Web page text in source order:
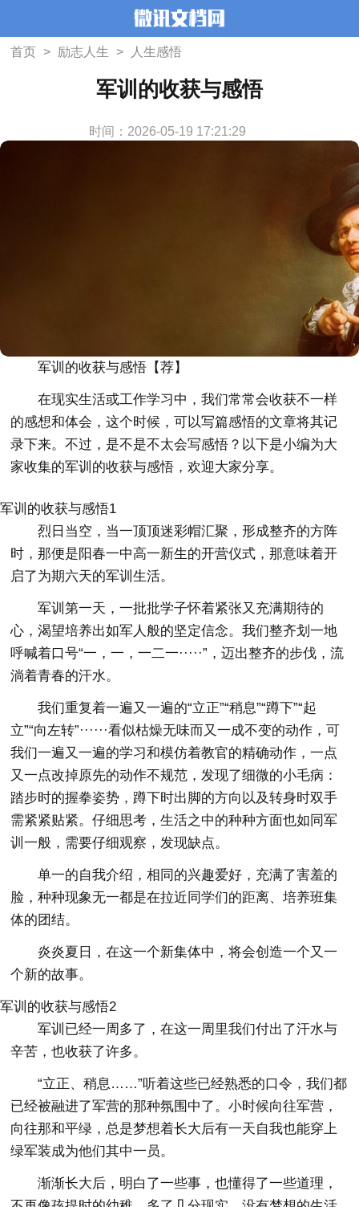
首页 > 励志人生 > 人生感悟
军训的收获与感悟
时间：2026-05-19 17:21:29
军训的收获与感悟【荐】
在现实生活或工作学习中，我们常常会收获不一样
的感想和体会，这个时候，可以写篇感悟的文章将其记
录下来。不过，是不是不太会写感悟？以下是小编为大
家收集的军训的收获与感悟，欢迎大家分享。
军训的收获与感悟1
烈日当空，当一顶顶迷彩帽汇聚，形成整齐的方阵
时，那便是阳春一中高一新生的开营仪式，那意味着开
启了为期六天的军训生活。
军训第一天，一批批学子怀着紧张又充满期待的
心，渴望培养出如军人般的坚定信念。我们整齐划一地
呼喊着口号“一，一，一二一·····”，迈出整齐的步伐，流
淌着青春的汗水。
我们重复着一遍又一遍的“立正”“稍息”“蹲下”“起
立”“向左转”······看似枯燥无味而又一成不变的动作，可
我们一遍又一遍的学习和模仿着教官的精确动作，一点
又一点改掉原先的动作不规范，发现了细微的小毛病：
踏步时的握拳姿势，蹲下时出脚的方向以及转身时双手
需紧紧贴紧。仔细思考，生活之中的种种方面也如同军
训一般，需要仔细观察，发现缺点。
单一的自我介绍，相同的兴趣爱好，充满了害羞的
脸，种种现象无一都是在拉近同学们的距离、培养班集
体的团结。
炎炎夏日，在这一个新集体中，将会创造一个又一
个新的故事。
军训的收获与感悟2
军训已经一周多了，在这一周里我们付出了汗水与
辛苦，也收获了许多。
“立正、稍息……”听着这些已经熟悉的口令，我们都
已经被融进了军营的那种氛围中了。小时候向往军营，
向往那和平绿，总是梦想着长大后有一天自我也能穿上
绿军装成为他们其中一员。
渐渐长大后，明白了一些事，也懂得了一些道理，